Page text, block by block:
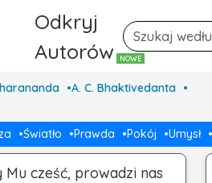
Odkryj
AutorówNOWE
A. C. Bhaktivedanta
Światło Prawda Pokój Umysł
cześć, prowadzi nas